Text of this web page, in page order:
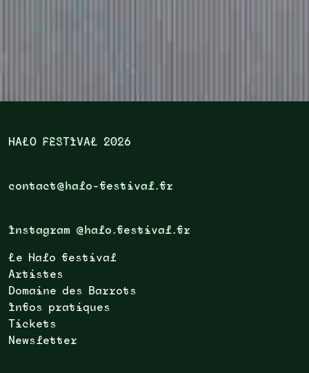
HALO FESTIVAL 2026
contact@halo-festival.fr
Instagram @halo.festival.fr
Le Halo festival
Artistes
Domaine des Barrots
Infos pratiques
Tickets
Newsletter